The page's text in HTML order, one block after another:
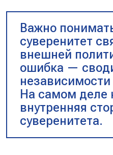
Важно
суверенитет
внешней
ошибка —
независимости
На самом деле
внутренняя
суверенитета.